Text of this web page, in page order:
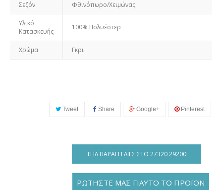
Σεζόν Φθινόπωρο/Χειμώνας
Υλικό
Κατασκευής
100% Πολυέστερ
Χρώμα Γκρι
Tweet Share Google+ Pinterest
ΤΗΛ ΠΑΡΑΓΓΕΛΊΕΣ ΣΤΟ 27320 29200
ΡΩΤΗΣΤΕ ΜΑΣ ΓΙΑΥΤΟ ΤΟ ΠΡΟΪΟΝ